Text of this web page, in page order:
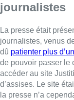
journalistes
La presse était
journalistes, venus
dû patienter plus
de pouvoir passer le
accéder au site
d’assises. Le site
la presse n’a